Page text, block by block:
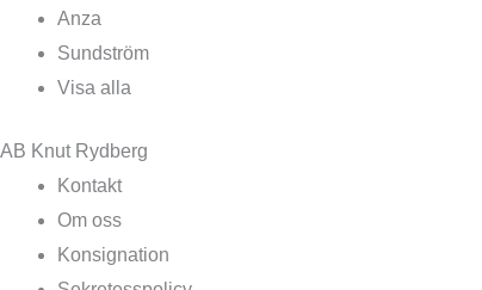
Anza
Sundström
Visa alla
AB Knut Rydberg
Kontakt
Om oss
Konsignation